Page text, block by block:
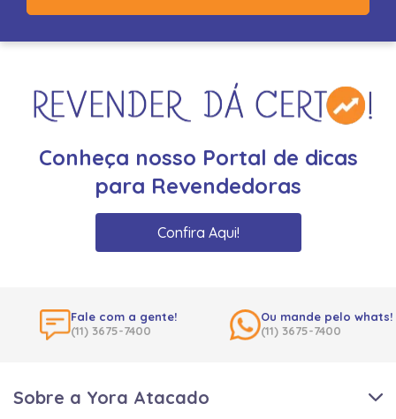
Conheça nosso Portal de dicas
para Revendedoras
Confira Aqui!
Fale com a gente!
(11) 3675-7400
Ou mande pelo whats!
(11) 3675-7400
Sobre a Yora Atacado